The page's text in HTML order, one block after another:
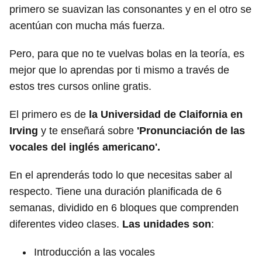
primero se suavizan las consonantes y en el otro se
acentúan con mucha más fuerza.
Pero, para que no te vuelvas bolas en la teoría, es
mejor que lo aprendas por ti mismo a través de
estos tres cursos online gratis.
El primero es de la Universidad de Claifornia en
Irving y te enseñará sobre 'Pronunciación de las
vocales del inglés americano'.
En el aprenderás todo lo que necesitas saber al
respecto. Tiene una duración planificada de 6
semanas, dividido en 6 bloques que comprenden
diferentes video clases. Las unidades son:
Introducción a las vocales